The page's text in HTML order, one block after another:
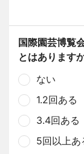
国際園芸博覧
とはあります
ない
1.2回ある
3.4回ある
5回以上あ